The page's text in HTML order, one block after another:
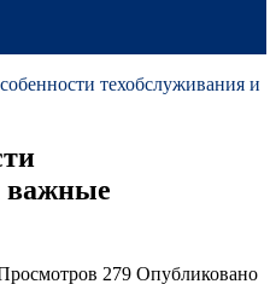
техобслуживания и
важные
279 Опубликовано